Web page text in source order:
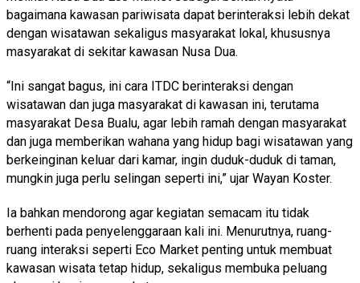
bagaimana kawasan pariwisata dapat berinteraksi lebih dekat
dengan wisatawan sekaligus masyarakat lokal, khususnya
masyarakat di sekitar kawasan Nusa Dua.
“Ini sangat bagus, ini cara ITDC berinteraksi dengan
wisatawan dan juga masyarakat di kawasan ini, terutama
masyarakat Desa Bualu, agar lebih ramah dengan masyarakat
dan juga memberikan wahana yang hidup bagi wisatawan yang
berkeinginan keluar dari kamar, ingin duduk-duduk di taman,
mungkin juga perlu selingan seperti ini,” ujar Wayan Koster.
Ia bahkan mendorong agar kegiatan semacam itu tidak
berhenti pada penyelenggaraan kali ini. Menurutnya, ruang-
ruang interaksi seperti Eco Market penting untuk membuat
kawasan wisata tetap hidup, sekaligus membuka peluang